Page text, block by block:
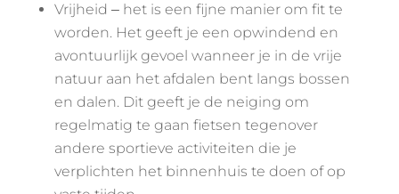
Vrijheid ‒ het is een fijne manier om fit te
worden. Het geeft je een opwindend en
avontuurlijk gevoel wanneer je in de vrije
natuur aan het afdalen bent langs bossen
en dalen. Dit geeft je de neiging om
regelmatig te gaan fietsen tegenover
andere sportieve activiteiten die je
verplichten het binnenhuis te doen of op